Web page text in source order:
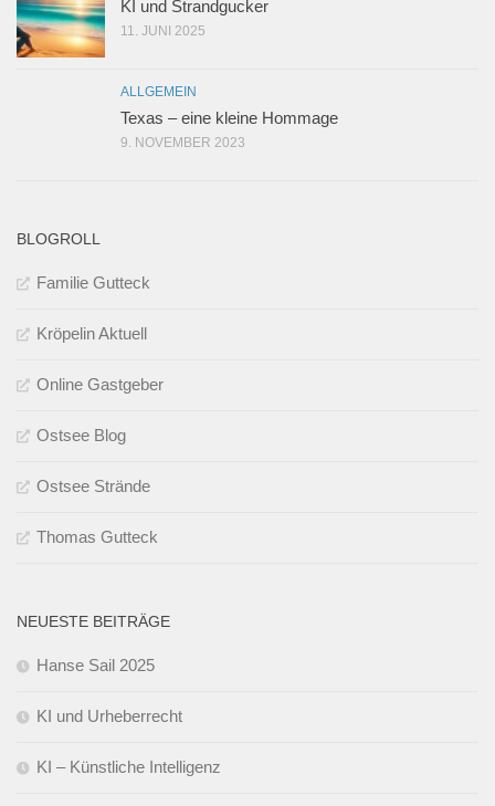
KI und Strandgucker
11. JUNI 2025
ALLGEMEIN
Texas – eine kleine Hommage
9. NOVEMBER 2023
BLOGROLL
Familie Gutteck
Kröpelin Aktuell
Online Gastgeber
Ostsee Blog
Ostsee Strände
Thomas Gutteck
NEUESTE BEITRÄGE
Hanse Sail 2025
KI und Urheberrecht
KI – Künstliche Intelligenz